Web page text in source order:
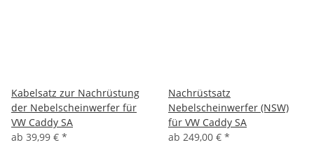
Kabelsatz zur Nachrüstung
der Nebelscheinwerfer für
VW Caddy SA
ab 39,99 € *
Nachrüstsatz
Nebelscheinwerfer (NSW)
für VW Caddy SA
ab 249,00 € *